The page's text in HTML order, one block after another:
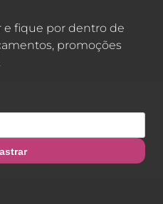
e fique por dentro de
promoções